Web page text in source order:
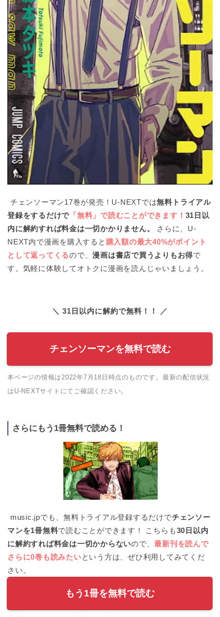
チェンソーマン17巻が発売！U-NEXTでは無料トライアル
登録をするだけで 「無料」で読むことができます！ 31日以
内に解約すれば料金は一切かかりません。
さらに、U-
NEXT内で漫画を購入すると 購入額の最大40%がポイント
として返ってくるので、漫画は書店で買うよりもお得で
す。気軽に体験してオトクに漫画を読んじゃいましょう。
＼ 31日以内に解約で無料！！ ／
チェンソーマンを無料で読む
本ページの情報は2022年7月18日時点のものです。最新の配信状況
はU-NEXTサイトにてご確認ください。
さらにもう1冊無料で読める！
music.jpでも、無料トライアル登録するだけでチェンソー
マンを1冊無料で読むことができます！ こちらも30日以内
に解約すれば料金は一切かからないので、最新刊を読んで
さらに0巻も読みたいという方は、ぜひ利用してみてくだ
さい。
もう1冊を無料で読む